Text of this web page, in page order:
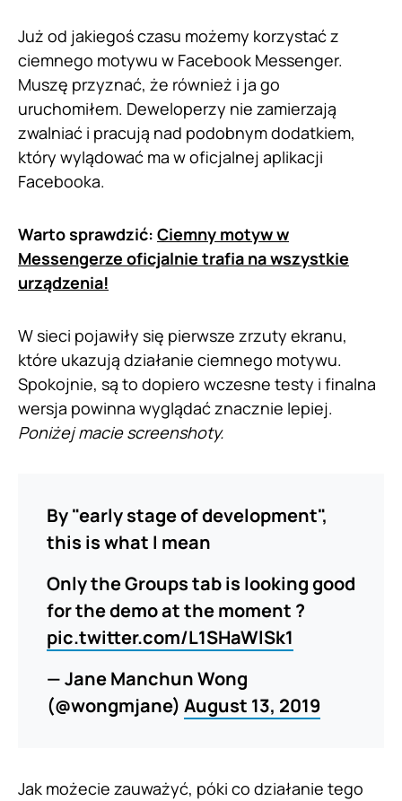
Już od jakiegoś czasu możemy korzystać z
ciemnego motywu w Facebook Messenger.
Muszę przyznać, że również i ja go
uruchomiłem. Deweloperzy nie zamierzają
zwalniać i pracują nad podobnym dodatkiem,
który wylądować ma w oficjalnej aplikacji
Facebooka.
Warto sprawdzić: Ciemny motyw w
Messengerze oficjalnie trafia na wszystkie
urządzenia!
W sieci pojawiły się pierwsze zrzuty ekranu,
które ukazują działanie ciemnego motywu.
Spokojnie, są to dopiero wczesne testy i finalna
wersja powinna wyglądać znacznie lepiej.
Poniżej macie screenshoty.
By "early stage of development",
this is what I mean
Only the Groups tab is looking good
for the demo at the moment ?
pic.twitter.com/L1SHaWlSk1
— Jane Manchun Wong
(@wongmjane) August 13, 2019
Jak możecie zauważyć, póki co działanie tego